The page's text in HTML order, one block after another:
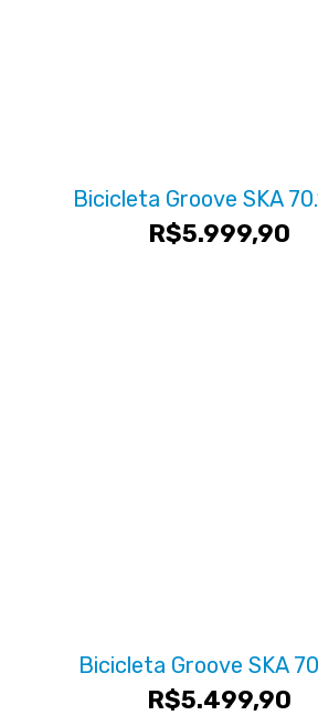
Bicicleta Groove SKA
R$5.999,90
Bicicleta Groove SKA
R$5.499,90